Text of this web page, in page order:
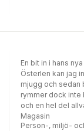
En bit in i hans
Österlen kan jag
mjugg och sedan
rymmer dock inte
och en hel del
Magasin
Person-, miljö-